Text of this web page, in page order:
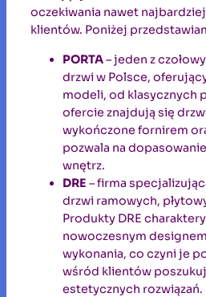
oczekiwania nawet
klientów. Poniżej
PORTA– jeden z
drzwi w Polsce,
modeli, od klasycznych
ofercie znajdują się
wykończone fornirem
pozwala na
wnętrz.
DRE – firma
drzwi ramowych,
Produkty DRE
nowoczesnym
wykonania, co czyni je
wśród klientów
estetycznych rozwiązań.